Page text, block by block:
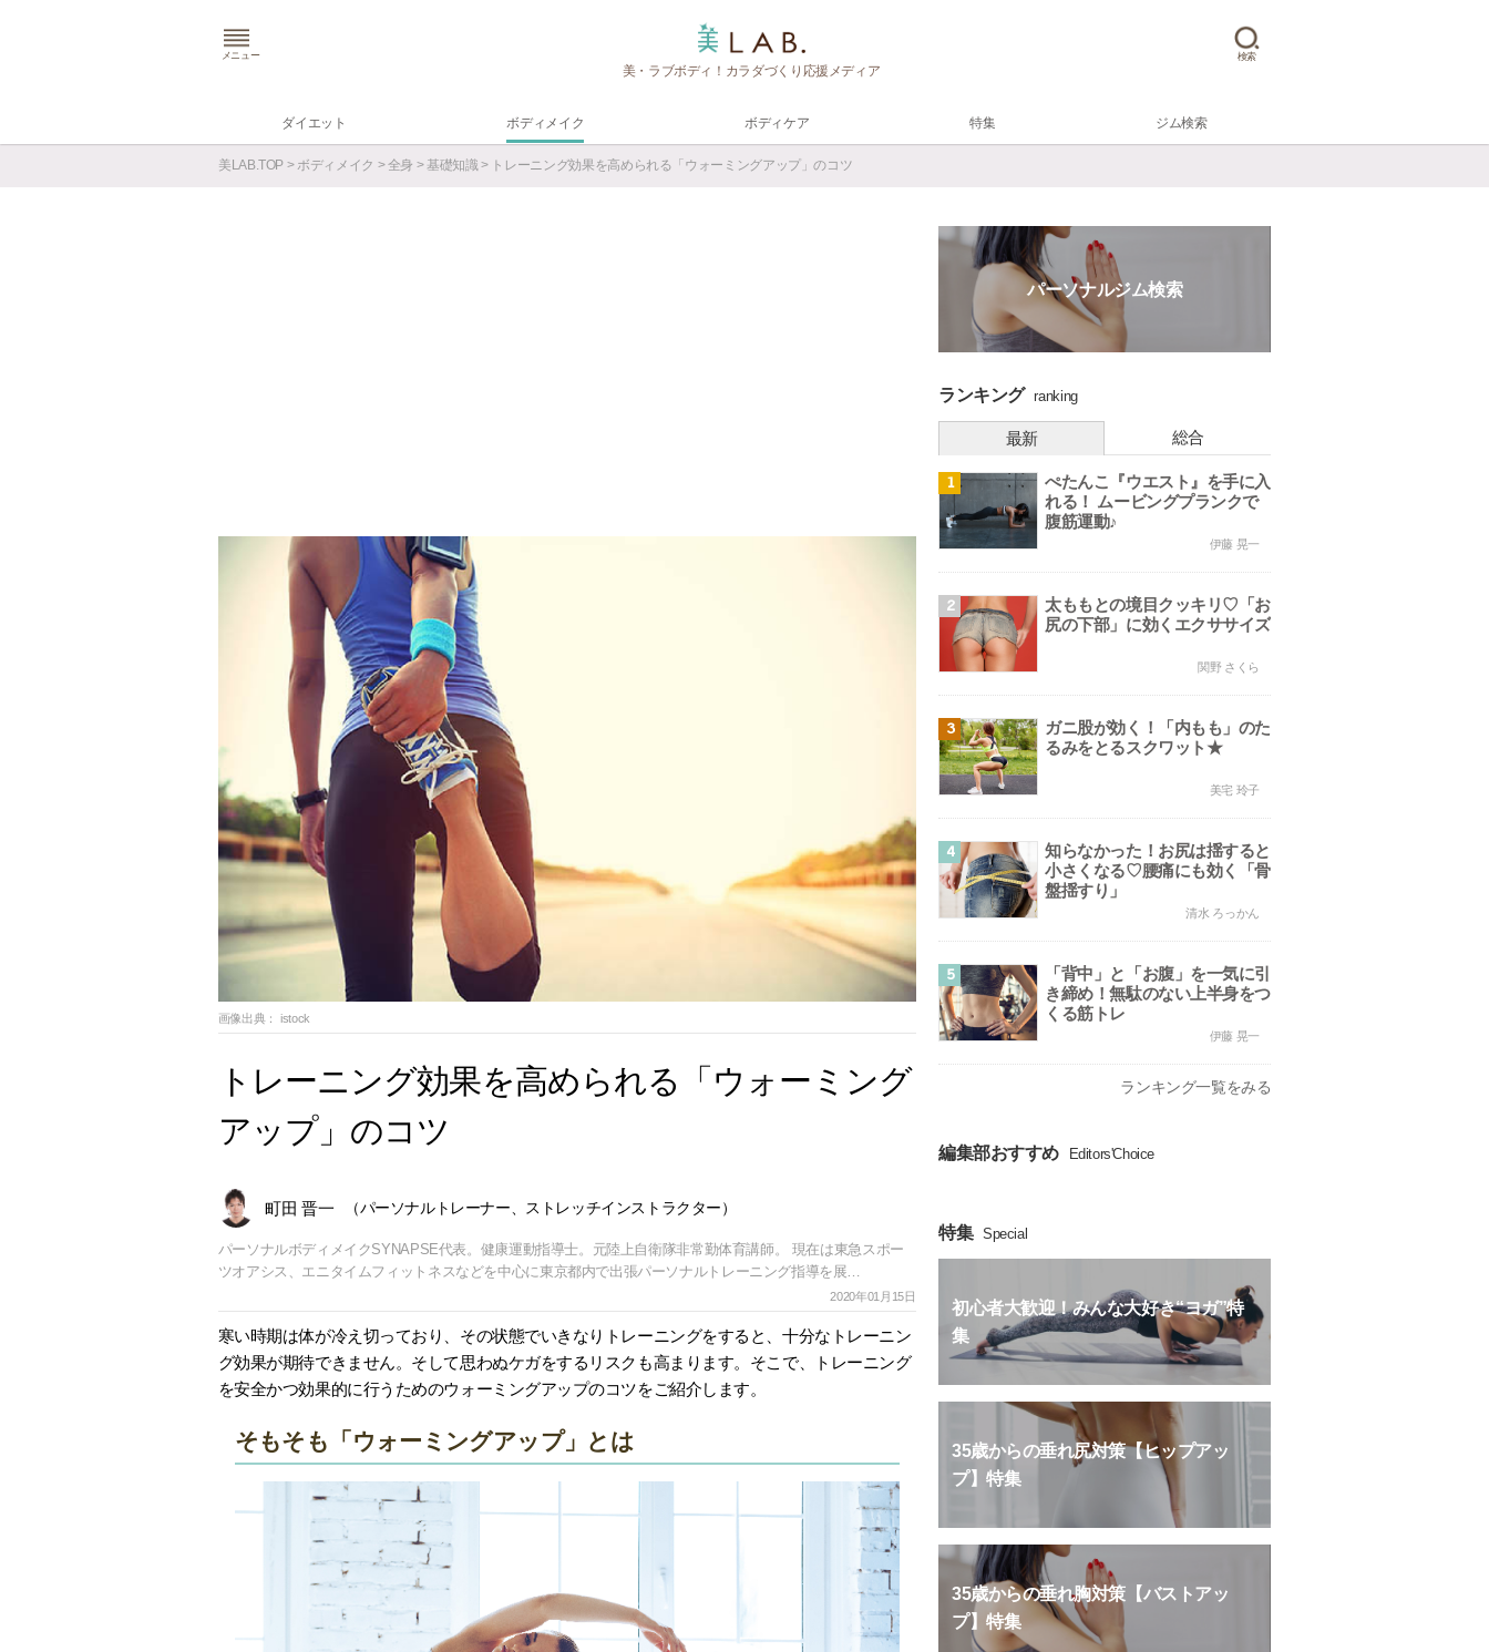
メニュー
美・ラブボディ！カラダづくり応援メディア
検索
ダイエット ボディメイク ボディケア 特集 ジム検索
美LAB.TOP > ボディメイク >全身 > 基礎知識> トレーニング効果を高められる「ウォーミングアップ」のコツ
画像出典： istock
トレーニング効果を高められる「ウォーミング
アップ」のコツ
町田 晋一 （パーソナルトレーナー、ストレッチインストラクター）
パーソナルボディメイクSYNAPSE代表。健康運動指導士。元陸上自衛隊非常勤体育講師。 現在は東急スポー
ツオアシス、エニタイムフィットネスなどを中心に東京都内で出張パーソナルトレーニング指導を展…
2020年01月15日
寒い時期は体が冷え切っており、その状態でいきなりトレーニングをすると、十分なトレーニン
グ効果が期待できません。そして思わぬケガをするリスクも高まります。そこで、トレーニング
を安全かつ効果的に行うためのウォーミングアップのコツをご紹介します。
そもそも「ウォーミングアップ」とは
パーソナルジム検索
ランキング ranking
最新 総合
1
ぺたんこ『ウエスト』を手に入
れる！ ムービングプランクで
腹筋運動♪
伊藤 晃一
2
太ももとの境目クッキリ♡「お
尻の下部」に効くエクササイズ
関野 さくら
3
ガニ股が効く！「内もも」のた
るみをとるスクワット★
美宅 玲子
4
知らなかった！お尻は揺すると
小さくなる♡腰痛にも効く「骨
盤揺すり」
清水 ろっかん
5
「背中」と「お腹」を一気に引
き締め！無駄のない上半身をつ
くる筋トレ
伊藤 晃一
ランキング一覧をみる
編集部おすすめ Editors'Choice
特集 Special
初心者大歓迎！みんな大好き“ヨガ”特
集
35歳からの垂れ尻対策【ヒップアッ
プ】特集
35歳からの垂れ胸対策【バストアッ
プ】特集